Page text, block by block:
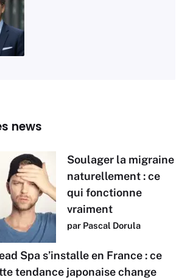
news
Soulager la migraine
naturellement : ce
qui fonctionne
vraiment
par Pascal Dorula
Spa s’installe en France : ce
tendance japonaise change